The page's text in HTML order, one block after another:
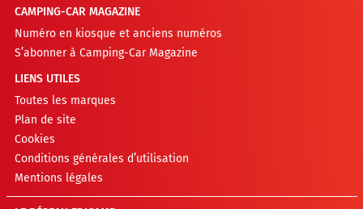
CAMPING-CAR MAGAZINE
Numéro en kiosque et anciens numéros
S’abonner à Camping-Car Magazine
LIENS UTILES
Toutes les marques
Plan de site
Cookies
Conditions générales d’utilisation
Mentions légales